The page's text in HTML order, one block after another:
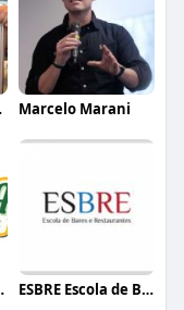
Marcelo Marani
ESBRE Escola de Bares e Restaurantes